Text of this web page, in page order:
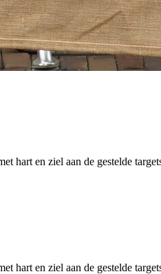
en ziel aan de gestelde
en ziel aan de gestelde